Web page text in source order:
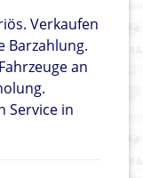
Verkaufen
Barzahlung.
an
Service in